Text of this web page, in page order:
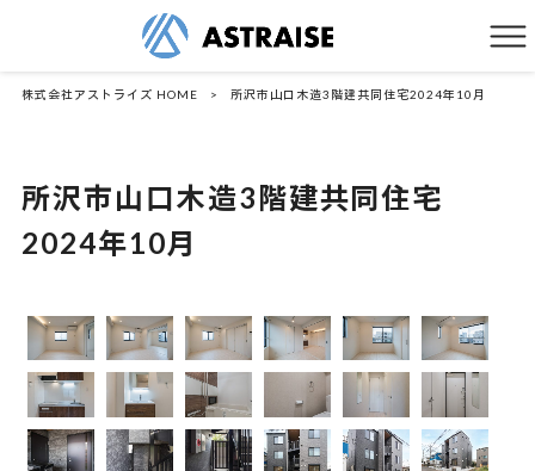
株式会社アストライズ HOME > 所沢市山口木造3階建共同住宅2024年10月
所沢市山口木造3階建共同住宅
2024年10月